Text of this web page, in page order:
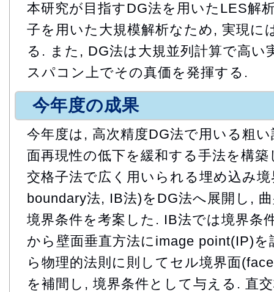
本研究が目指すDG法を用いたLES解
子を用いた大規模解析なため, 実現に
る. また, DG法は大規並列計算で高い
スパコン上でその真価を発揮する.
今年度の成果
今年度は, 高次精度DG法で用いる粗
面再現性の低下を緩和する手法を構
交格子法で広く用いられる埋め込み
boundary法, IB法)をDG法へ展開し,
境界条件を考案した. IB法では境界条
から壁面垂直方法にimage point(IP)
ら物理的法則に則してセル境界面
を補間し, 境界条件として与える. 直